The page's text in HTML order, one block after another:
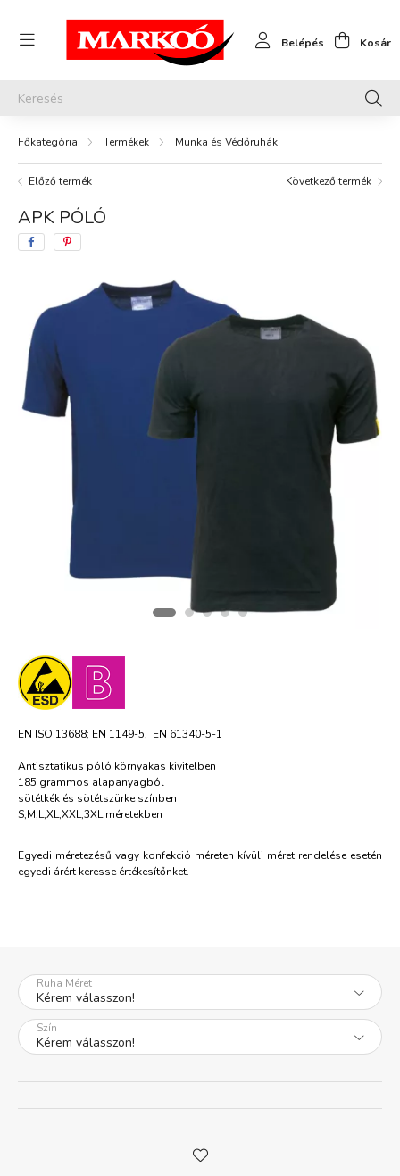
Belépés Kosár
Termékek Munka és Védőruhák
Előző termék Következő termék
APK PÓLÓ
EN ISO 13688; EN 1149-5, EN 61340-5-1
Antisztatikus póló környakas kivitelben
185 grammos alapanyagból
sötétkék és sötétszürke színben
S,M,L,XL,XXL,3XL méretekben
Egyedi méretezésű vagy konfekció méreten kívüli méret rendelése esetén
egyedi árért keresse értékesítőnket.
Ruha Méret
Szín